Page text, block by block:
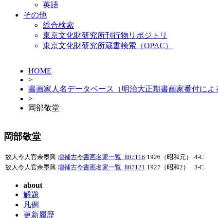
英語
その他
総合検索
東京文化財研究所刊行物リポジトリ
東京文化財研究所蔵書検索（OPAC）
HOME
>
書画家人名データベース（明治大正期書画家番付によ
>
岡部敬堂
岡部敬堂
故人今人官余墨興 増補古今書画名家一覧_807116 1926（昭和元）
4-C
故人今人官余墨興 増補古今書画名家一覧_807121 1927（昭和2） 3-C
about
解題
凡例
更新履歴